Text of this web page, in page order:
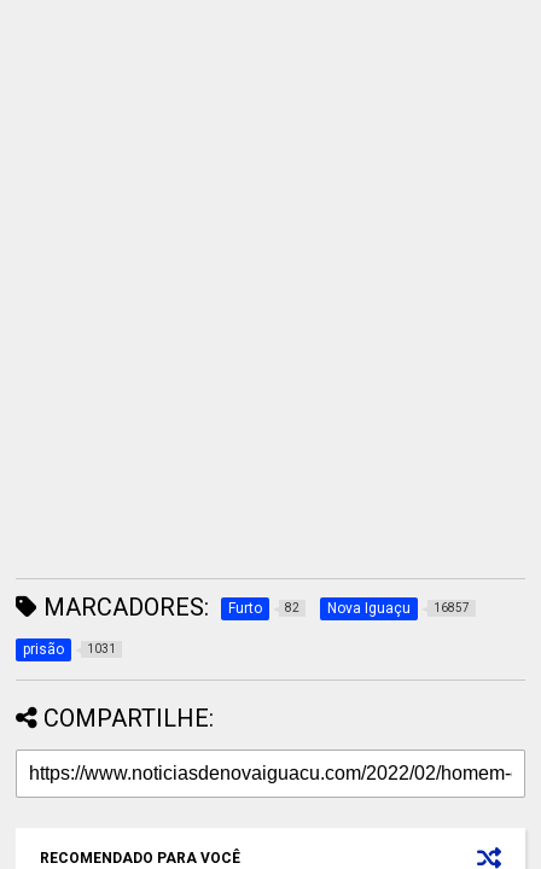
MARCADORES: Furto 82 Nova Iguaçu 16857
prisão 1031
COMPARTILHE:
RECOMENDADO PARA VOCÊ